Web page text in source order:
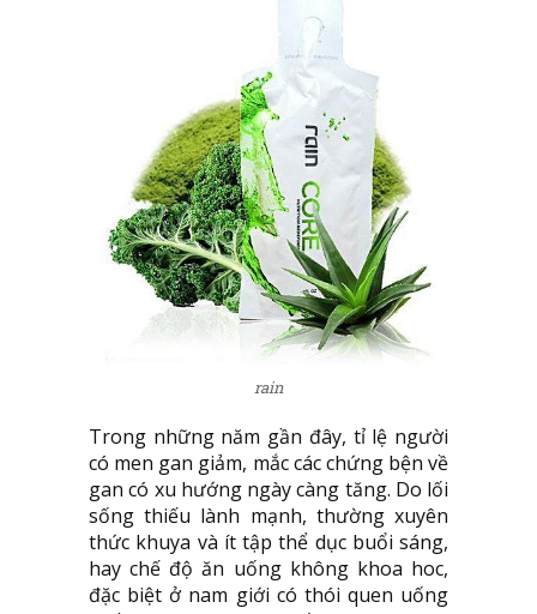
rain
Trong những năm gần đây, tỉ lệ người
có men gan giảm, mắc các chứng bện về
gan có xu hướng ngày càng tăng. Do lối
sống thiếu lành mạnh, thường xuyên
thức khuya và ít tập thể dục buổi sáng,
hay chế độ ăn uống không khoa hoc,
đặc biệt ở nam giới có thói quen uống